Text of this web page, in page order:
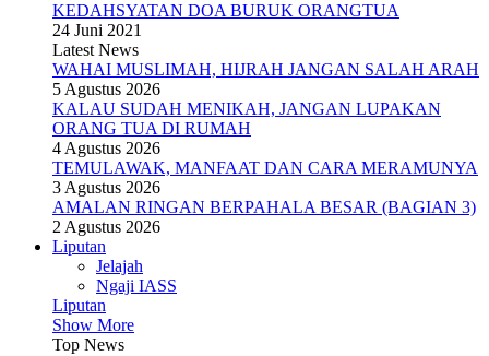
KEDAHSYATAN DOA BURUK ORANGTUA
24 Juni 2021
Latest News
WAHAI MUSLIMAH, HIJRAH JANGAN SALAH ARAH
5 Agustus 2026
KALAU SUDAH MENIKAH, JANGAN LUPAKAN
ORANG TUA DI RUMAH
4 Agustus 2026
TEMULAWAK, MANFAAT DAN CARA MERAMUNYA
3 Agustus 2026
AMALAN RINGAN BERPAHALA BESAR (BAGIAN 3)
2 Agustus 2026
Liputan
Jelajah
Ngaji IASS
Liputan
Show More
Top News